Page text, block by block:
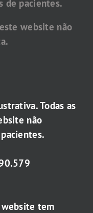
de pacientes.
website não
Todas as
não
tem